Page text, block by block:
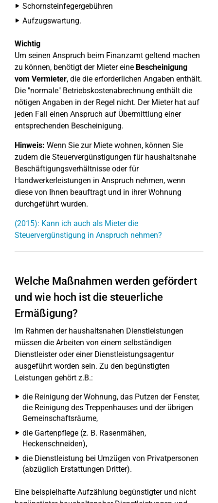
Schornsteinfegergebühren
Aufzugswartung.
Wichtig
Um seinen Anspruch beim Finanzamt geltend machen
zu können, benötigt der Mieter eine Bescheinigung
vom Vermieter, die die erforderlichen Angaben enthält.
Die "normale" Betriebskostenabrechnung enthält die
nötigen Angaben in der Regel nicht. Der Mieter hat auf
jeden Fall einen Anspruch auf Übermittlung einer
entsprechenden Bescheinigung.
Hinweis: Wenn Sie zur Miete wohnen, können Sie
zudem die Steuervergünstigungen für haushaltsnahe
Beschäftigungsverhältnisse oder für
Handwerkerleistungen in Anspruch nehmen, wenn
diese von Ihnen beauftragt und in ihrer Wohnung
durchgeführt wurden.
(2015): Kann ich auch als Mieter die
Steuervergünstigung in Anspruch nehmen?
Welche Maßnahmen werden gefördert
und wie hoch ist die steuerliche
Ermäßigung?
Im Rahmen der haushaltsnahen Dienstleistungen
müssen die Arbeiten von einem selbständigen
Dienstleister oder einer Dienstleistungsagentur
ausgeführt worden sein. Zu den begünstigten
Leistungen gehört z.B.:
die Reinigung der Wohnung, das Putzen der Fenster,
die Reinigung des Treppenhauses und der übrigen
Gemeinschaftsräume,
die Gartenpflege (z. B. Rasenmähen,
Heckenschneiden),
die Dienstleistung bei Umzügen von Privatpersonen
(abzüglich Erstattungen Dritter).
Eine beispielhafte Aufzählung begünstigter und nicht